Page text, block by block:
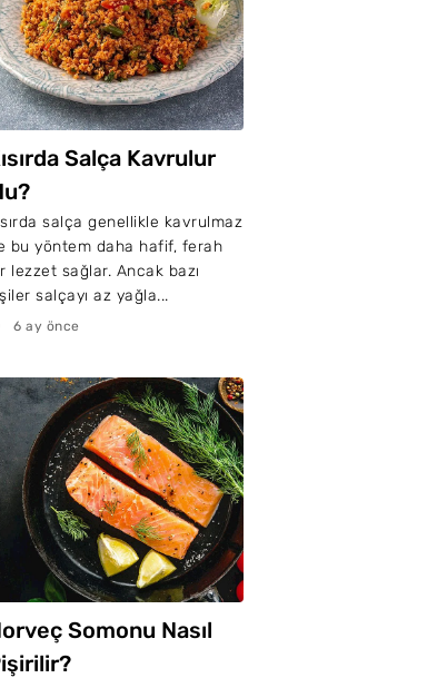
Salça Kavrulur
salça genellikle kavrulmaz
bu yöntem daha hafif, ferah
lezzet sağlar. Ancak bazı
salçayı az yağla...
6 ay önce
Somonu Nasıl